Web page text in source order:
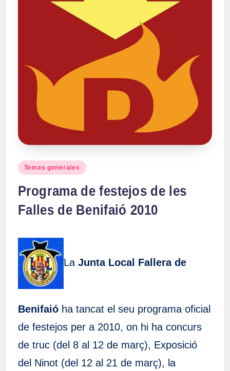
Publicado
Temas generales
Programa de festejos de les
Falles de Benifaió 2010
La Junta Local Fallera de
Benifaióha tancat el seu programa oficial
de festejos per a 2010, on hi ha concurs
de truc (del 8 al 12 de març), Exposició
del Ninot (del 12 al 21 de març), la